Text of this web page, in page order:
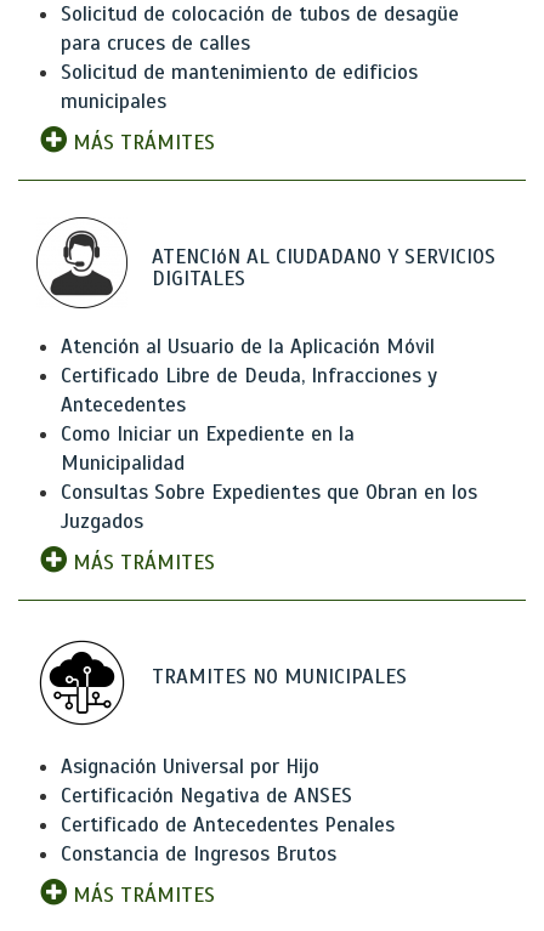
Solicitud de colocación de tubos de desagüe
para cruces de calles
Solicitud de mantenimiento de edificios
municipales
MÁS TRÁMITES
ATENCIóN AL CIUDADANO Y SERVICIOS
DIGITALES
Atención al Usuario de la Aplicación Móvil
Certificado Libre de Deuda, Infracciones y
Antecedentes
Como Iniciar un Expediente en la
Municipalidad
Consultas Sobre Expedientes que Obran en los
Juzgados
MÁS TRÁMITES
TRAMITES NO MUNICIPALES
Asignación Universal por Hijo
Certificación Negativa de ANSES
Certificado de Antecedentes Penales
Constancia de Ingresos Brutos
MÁS TRÁMITES